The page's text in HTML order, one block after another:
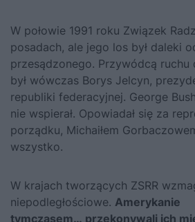
W połowie 1991 roku Związek
posadach, ale jego los był daleki
przesądzonego. Przywódcą ruchu
był wówczas Borys Jelcyn,
republiki federacyjnej. George
nie wspierał. Opowiadał się za
porządku, Michaiłem
wszystko.
W krajach tworzących ZSRR
niepodległościowe. Amerykanie
tymczasem… przekonywali ich